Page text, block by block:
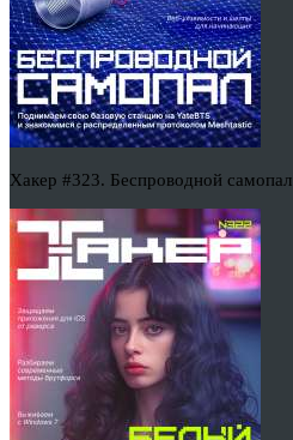
Хакер #323. Беспроводной самопал